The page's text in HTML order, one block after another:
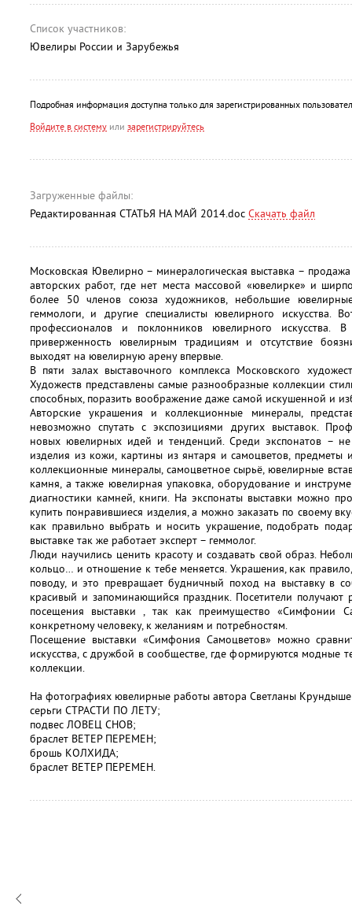
Список участников:
Ювелиры России и Зарубежья
Подробная информация доступна только для зарегистрированных
Войдите в систему или зарегистрируйтесь
Загруженные файлы:
Редактированная СТАТЬЯ НА МАЙ 2014.doc Скачать файл
Московская Ювелирно – минералогическая выставка –
авторских работ, где нет места массовой «ювелирке» и
более 50 членов союза художников, небольшие
геммологи, и другие специалисты ювелирного искусства.
профессионалов и поклонников ювелирного искусства.
приверженность ювелирным традициям и отсутствие
выходят на ювелирную арену впервые.
В пяти залах выставочного комплекса Московского
Художеств представлены самые разнообразные коллекции
способных, поразить воображение даже самой искушенной и
Авторские украшения и коллекционные минералы,
невозможно спутать с экспозициями других выставок.
новых ювелирных идей и тенденций. Среди экспонатов –
изделия из кожи, картины из янтаря и самоцветов, предметы
коллекционные минералы, самоцветное сырьё, ювелирные
камня, а также ювелирная упаковка, оборудование и
диагностики камней, книги. На экспонаты выставки можно
купить понравившиеся изделия, а можно заказать по своему
как правильно выбрать и носить украшение, подобрать
выставке так же работает эксперт – геммолог.
Люди научились ценить красоту и создавать свой образ.
кольцо… и отношение к тебе меняется. Украшения, как
поводу, и это превращает будничный поход на выставку в
красивый и запоминающийся праздник. Посетители получают
посещения выставки , так как преимущество «Симфонии
конкретному человеку, к желаниям и потребностям.
Посещение выставки «Симфония Самоцветов» можно
искусства, с дружбой в сообществе, где формируются модные
коллекции.
На фотографиях ювелирные работы автора Светланы
серьги СТРАСТИ ПО ЛЕТУ;
подвес ЛОВЕЦ СНОВ;
браслет ВЕТЕР ПЕРЕМЕН;
брошь КОЛХИДА;
браслет ВЕТЕР ПЕРЕМЕН.